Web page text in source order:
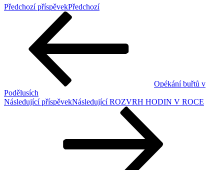
Předchozí příspěvekPředchozí
Opékání buřtů v
Podělusích
Následující příspěvekNásledující ROZVRH HODIN V ROCE